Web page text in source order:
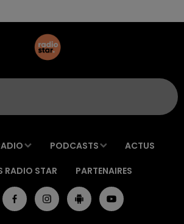
PODCASTS ACTUS
RADIO STAR PARTENAIRES